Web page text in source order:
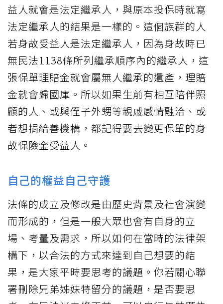
益人就會是法定繼承人，與原本投保時就寫
法定繼承人的結果是一樣的。這個族群的人
若身故受益人是法定繼承人，因為身故時已
無民法1138條所列繼承順序內的繼承人，這
張保單理賠金就會屬無人繼承的遺產，理賠
金就會歸國庫。所以如果生前有相互陪伴照
顧的人、或與侄子外甥等親戚感情融洽、或
者想捐給善機構，都記得要去變更保單的身
故保險金受益人。
自己的權益自己守護
法條的成立及修改是由歷史背景及社會演變
而形成的，但是一般大眾也會有自身的立
場、考量及需求，所以如何在當時的法律架
構下，以合法的方式來達到自己想要的結
果，是大家平時要思考的議題。你若關心聯
署刪除兄弟姊妹特留分的議題，是否要思